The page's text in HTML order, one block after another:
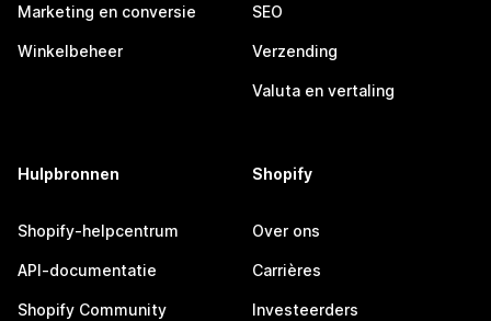
Marketing en conversie
Winkelbeheer
SEO
Verzending
Valuta en vertaling
Hulpbronnen
Shopify-helpcentrum
API-documentatie
Shopify Community
Shopify
Over ons
Carrières
Investeerders